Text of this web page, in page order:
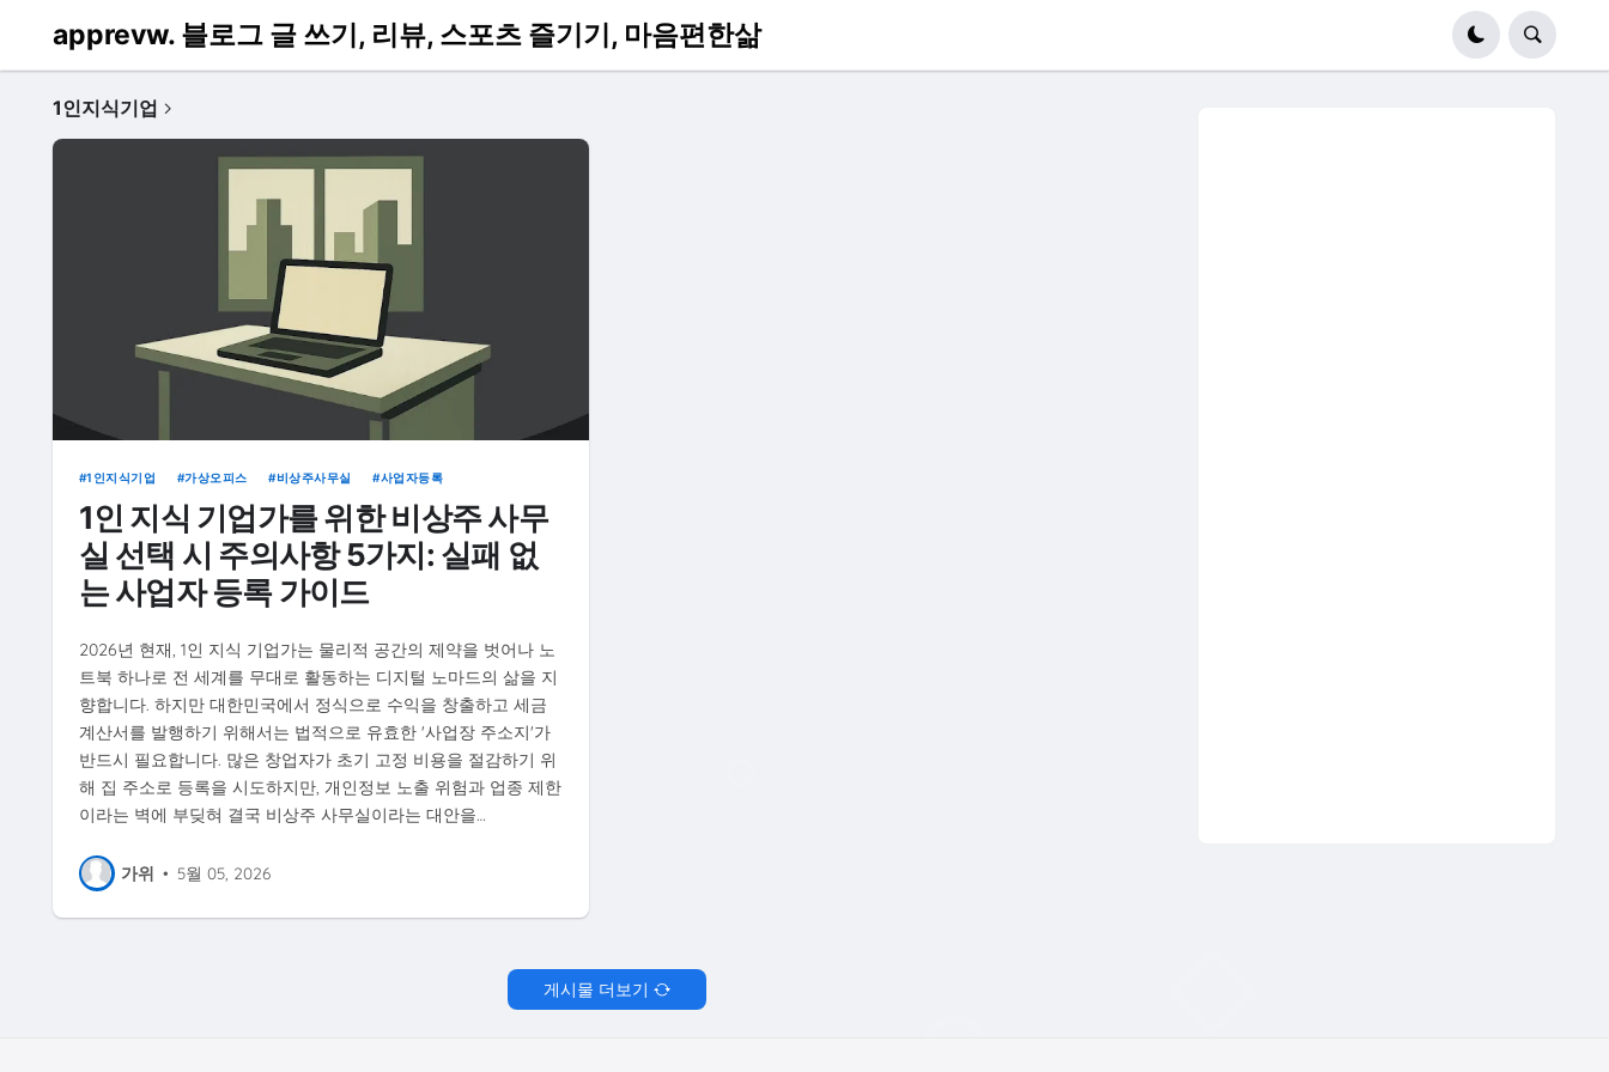
apprevw. 블로그 글 쓰기, 리뷰, 스포츠 즐기기, 마음편한삶
1인지식기업
1인지식기업 가상오피스 비상주사무실 사업자등록
1인 지식 기업가를 위한 비상주 사무
실 선택 시 주의사항 5가지: 실패 없
는 사업자 등록 가이드
2026년 현재, 1인 지식 기업가는 물리적 공간의 제약을 벗어나 노
트북 하나로 전 세계를 무대로 활동하는 디지털 노마드의 삶을 지
향합니다. 하지만 대한민국에서 정식으로 수익을 창출하고 세금
계산서를 발행하기 위해서는 법적으로 유효한 '사업장 주소지'가
반드시 필요합니다. 많은 창업자가 초기 고정 비용을 절감하기 위
해 집 주소로 등록을 시도하지만, 개인정보 노출 위험과 업종 제한
이라는 벽에 부딪혀 결국 비상주 사무실이라는 대안을…
가위 • 5월 05, 2026
게시물 더보기